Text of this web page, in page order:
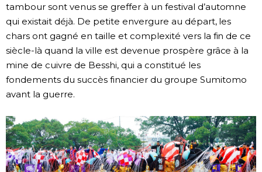
tambour sont venus se greffer à un festival d’automne
qui existait déjà. De petite envergure au départ, les
chars ont gagné en taille et complexité vers la fin de ce
siècle-là quand la ville est devenue prospère grâce à la
mine de cuivre de Besshi, qui a constitué les
fondements du succès financier du groupe Sumitomo
avant la guerre.